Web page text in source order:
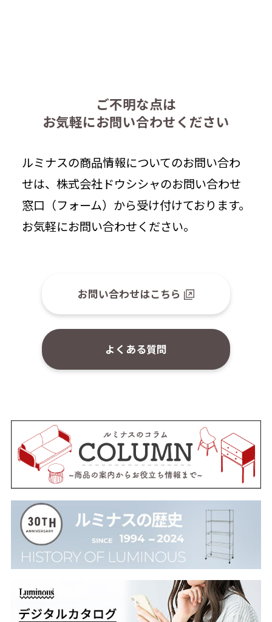
ご不明な点は
お気軽にお問い合わせください
ルミナスの商品情報についてのお問い合わ
せは、株式会社ドウシシャのお問い合わせ
窓口（フォーム）から受け付けております。
お気軽にお問い合わせください。
お問い合わせはこちら
よくある質問